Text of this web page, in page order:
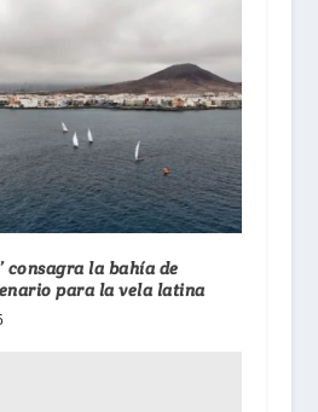
consagra la bahía de
para la vela latina